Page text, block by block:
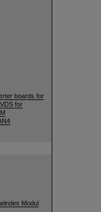
boards for
for
Modul